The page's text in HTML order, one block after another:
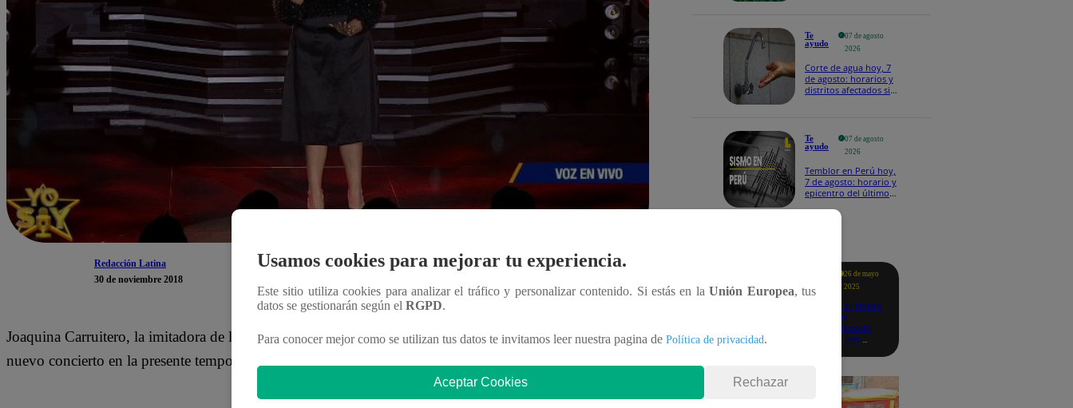
Redacción Latina
30 de noviembre 2018
Joaquina Carruitero, la imitadora de la cantante, compositora y multinstrumentista británica Adele, dio un
nuevo concierto en la presente temporada de Yo Soy.
Te
ayudo
07 de agosto
2026
Corte de agua hoy, 7
de agosto: horarios y
distritos afectados sin
Te
ayudo
07 de agosto
2026
Temblor en Perú hoy,
7 de agosto: horario y
epicentro del último
26 de mayo
2025
Revisa si tienes
deudas
consultando
con tu DNI:
detalles
Usamos cookies para mejorar tu experiencia.
Este sitio utiliza cookies para analizar el tráfico y personalizar contenido. Si estás en laUnión Europea, tus
datos se gestionarán según el RGPD.
Para conocer mejor como se utilizan tus datos te invitamos leer nuestra pagina de Política de privacidad.
Aceptar Cookies Rechazar